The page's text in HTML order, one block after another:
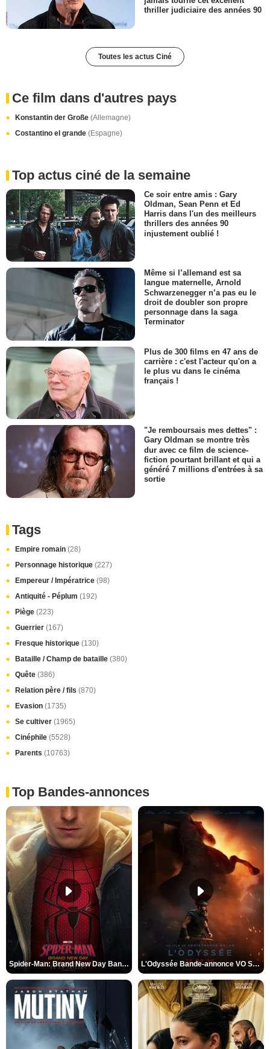
thriller judiciaire des années 90
Toutes les actus Ciné
Ce film dans d'autres pays
Konstantin der Große (Allemagne)
Costantino el grande (Espagne)
Top actus ciné de la semaine
Ce soir entre amis : Gary
Oldman, Sean Penn et Ed
Harris dans l'un des meilleurs
thrillers des années 90
injustement oublié !
Même si l’allemand est sa
langue maternelle, Arnold
Schwarzenegger n’a pas eu le
droit de doubler son propre
personnage dans la saga
Terminator
Plus de 300 films en 47 ans de
carrière : c'est l'acteur qu'on a
le plus vu dans le cinéma
français !
"Je remboursais mes dettes" :
Gary Oldman se montre très
dur avec ce film de science-
fiction pourtant brillant et qui a
généré 7 millions d'entrées à sa
sortie
Tags
Empire romain (28)
Personnage historique (227)
Empereur / Impératrice (98)
Antiquité - Péplum (192)
Piège (223)
Guerrier (167)
Fresque historique (130)
Bataille / Champ de bataille (380)
Quête (386)
Relation père / fils (870)
Evasion (1735)
Se cultiver (1965)
Cinéphile (5528)
Parents (10763)
Top Bandes-annonces
Spider-Man: Brand New Day Bande-annonce VO STFR L'Odyssée Bande-annonce VO STFR